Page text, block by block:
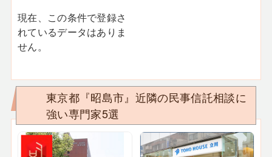
現在、この条件で登録さ
れているデータはありま
せん。
東京都『昭島市』近隣の民事信託相談に
強い専門家5選